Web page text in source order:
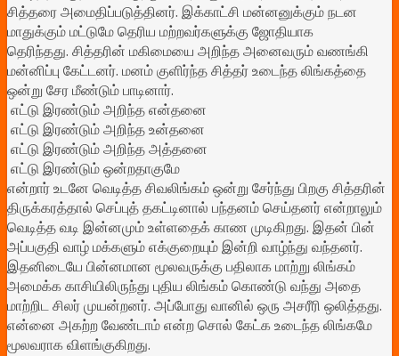
சித்தரை அமைதிப்படுத்தினர். இக்காட்சி மன்னனுக்கும் நடன
மாதுக்கும் மட்டுமே தெரிய மற்றவர்களுக்கு ஜோதியாக
தெரிந்தது. சித்தரின் மகிமையை அறிந்த அனைவரும் வணங்கி
மன்னிப்பு கேட்டனர். மனம் குளிர்ந்த சித்தர் உடைந்த லிங்கத்தை
ஒன்று சேர மீண்டும் பாடினார்.
எட்டு இரண்டும் அறிந்த என்தனை
எட்டு இரண்டும் அறிந்த உன்தனை
எட்டு இரண்டும் அறிந்த அத்தனை
எட்டு இரண்டும் ஒன்றதாகுமே
என்றார் உடனே வெடித்த சிவலிங்கம் ஒன்று சேர்ந்து பிறகு சித்தரின்
திருக்கரத்தால் செப்புத் தகட்டினால் பந்தனம் செய்தனர் என்றாலும்
வெடித்த வடி இன்னமும் உள்ளதைக் காண முடிகிறது. இதன் பின்
அப்பகுதி வாழ் மக்களும் எக்குறையும் இன்றி வாழ்ந்து வந்தனர்.
இதனிடையே பின்னமான மூலவருக்கு பதிலாக மாற்று லிங்கம்
அமைக்க காசியிலிருந்து புதிய லிங்கம் கொண்டு வந்து அதை
மாற்றிட சிலர் முயன்றனர். அப்போது வானில் ஒரு அசரீரி ஒலித்தது.
என்னை அகற்ற வேண்டாம் என்ற சொல் கேட்க உடைந்த லிங்கமே
மூலவராக விளங்குகிறது.